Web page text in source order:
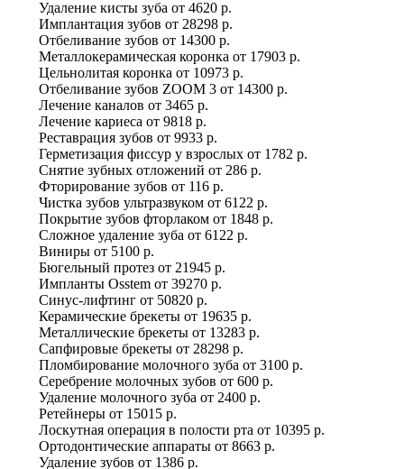
Удаление кисты зуба от 4620 р.
Имплантация зубов от 28298 р.
Отбеливание зубов от 14300 р.
Металлокерамическая коронка от 17903 р.
Цельнолитая коронка от 10973 р.
Отбеливание зубов ZOOM 3 от 14300 р.
Лечение каналов от 3465 р.
Лечение кариеса от 9818 р.
Реставрация зубов от 9933 р.
Герметизация фиссур у взрослых от 1782 р.
Снятие зубных отложений от 286 р.
Фторирование зубов от 116 р.
Чистка зубов ультразвуком от 6122 р.
Покрытие зубов фторлаком от 1848 р.
Сложное удаление зуба от 6122 р.
Виниры от 5100 р.
Бюгельный протез от 21945 р.
Импланты Osstem от 39270 р.
Синус-лифтинг от 50820 р.
Керамические брекеты от 19635 р.
Металлические брекеты от 13283 р.
Сапфировые брекеты от 28298 р.
Пломбирование молочного зуба от 3100 р.
Серебрение молочных зубов от 600 р.
Удаление молочного зуба от 2400 р.
Ретейнеры от 15015 р.
Лоскутная операция в полости рта от 10395 р.
Ортодонтические аппараты от 8663 р.
Удаление зубов от 1386 р.